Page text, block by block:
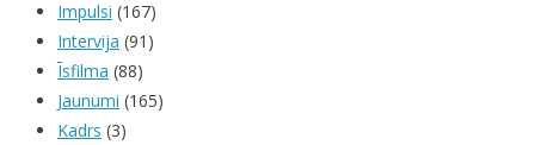
Impulsi (167)
Intervija (91)
Īsfilma (88)
Jaunumi (165)
Kadrs (3)